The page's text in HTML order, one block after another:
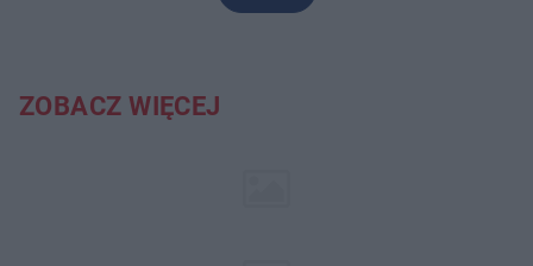
ZOBACZ WIĘCEJ